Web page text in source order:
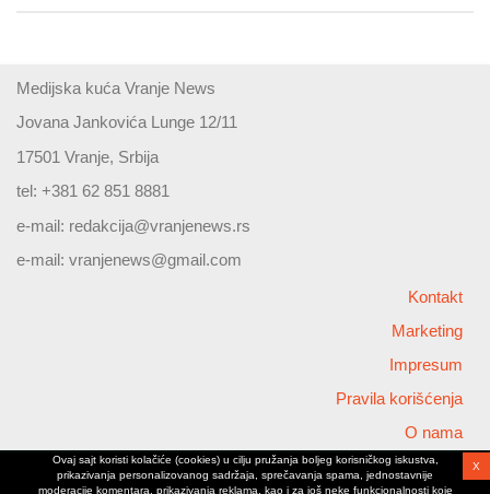
Medijska kuća Vranje News
Jovana Jankovića Lunge 12/11
17501 Vranje, Srbija
tel: +381 62 851 8881
e-mail: redakcija@vranjenews.rs
e-mail: vranjenews@gmail.com
Kontakt
Marketing
Impresum
Pravila korišćenja
O nama
Copyright © 2026 Vranjenews
All rights reserved
Ovaj sajt koristi kolačiće (cookies) u cilju pružanja boljeg korisničkog iskustva,
prikazivanja personalizovanog sadržaja, sprečavanja spama, jednostavnije
moderacije komentara, prikazivanja reklama, kao i za još neke funkcionalnosti koje
X